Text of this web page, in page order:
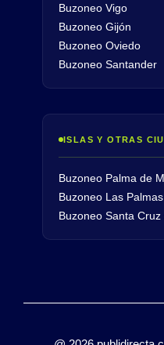
Buzoneo Vigo
Buzoneo Gijón
Buzoneo Oviedo
Buzoneo Santander
ISLAS Y OTRAS
Buzoneo Palma de
Buzoneo Las Palmas
Buzoneo Santa